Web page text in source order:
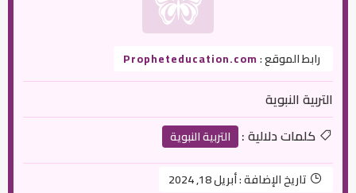
رابط الموقع :Propheteducation.com
التربية النبوية
كلمات دلالية :
التربية النبوية
تاريخ الإضافة :أبريل 18, 2024